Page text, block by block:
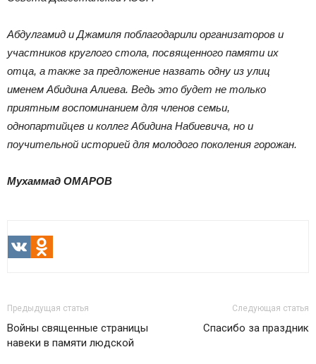
Абдулгамид и Джамиля поблагодарили организаторов и
участников круглого стола, посвященного памяти их
отца, а также за предложение назвать одну из улиц
именем Абидина Алиева. Ведь это будет не только
приятным воспоминанием для членов семьи,
однопартийцев и коллег Абидина Набиевича, но и
поучительной историей для молодого поколения горожан.
Мухаммад ОМАРОВ
Предыдущая статья
Войны священные страницы
навеки в памяти людской
Следующая статья
Спасибо за праздник